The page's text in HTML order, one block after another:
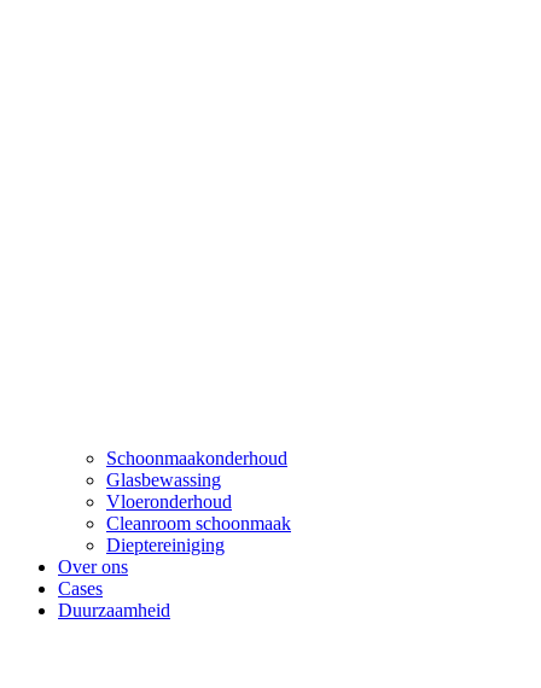
Schoonmaakonderhoud
Glasbewassing
Vloeronderhoud
Cleanroom schoonmaak
Dieptereiniging
Over ons
Cases
Duurzaamheid